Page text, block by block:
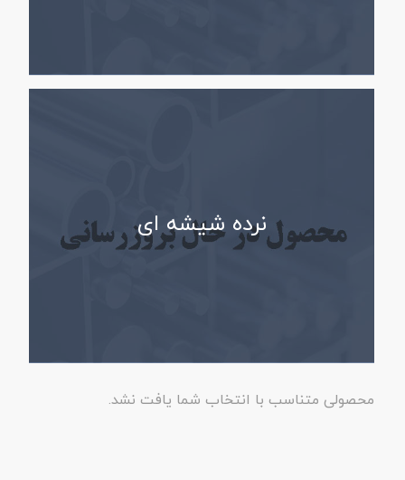
نرده شیشه ای
محصولی متناسب با انتخاب شما یافت نشد.